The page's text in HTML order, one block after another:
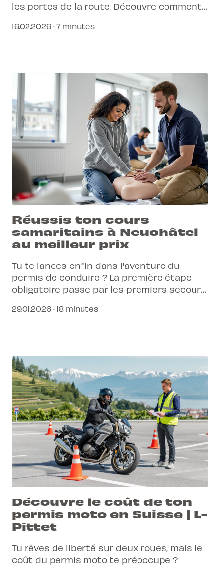
les portes de la route. Découvre comment
rouler en toute sécurité et confiance.
16.02.2026 · 7 minutes
Réussis ton cours
samaritains à Neuchâtel
au meilleur prix
Tu te lances enfin dans l'aventure du
permis de conduire ? La première étape
obligatoire passe par les premiers secours,
attestation rapidement à Neuchâtel tout
29.01.2026 · 18 minutes
Découvre le coût de ton
permis moto en Suisse | L-
Pittet
Tu rêves de liberté sur deux roues, mais le
coût du permis moto te préoccupe ?